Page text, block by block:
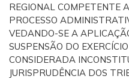
REGIONAL COMPETENTE
PROCESSO
VEDANDO-SE A
SUSPENSÃO DO
CONSIDERADA
JURISPRUDÊNCIA DOS